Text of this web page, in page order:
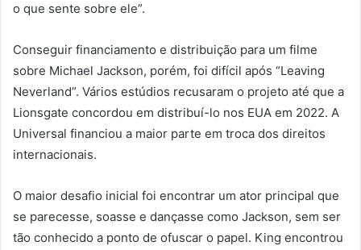
o que sente sobre ele”.
Conseguir financiamento e distribuição para um filme
sobre Michael Jackson, porém, foi difícil após “Leaving
Neverland”. Vários estúdios recusaram o projeto até que a
Lionsgate concordou em distribuí-lo nos EUA em 2022. A
Universal financiou a maior parte em troca dos direitos
internacionais.
O maior desafio inicial foi encontrar um ator principal que
se parecesse, soasse e dançasse como Jackson, sem ser
tão conhecido a ponto de ofuscar o papel. King encontrou